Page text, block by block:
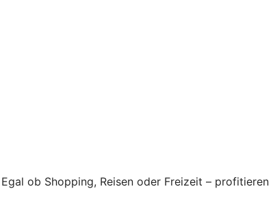
ob Shopping, Reisen oder Freizeit – profitieren